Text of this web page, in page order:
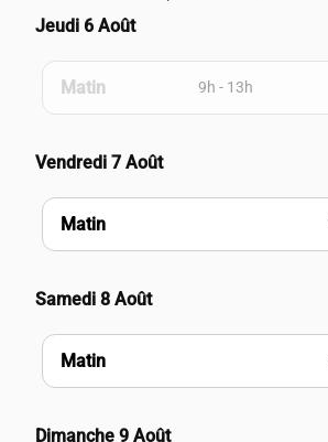
Jeudi 6 Août
Matin 9h - 13h
Vendredi 7 Août
Matin
Samedi 8 Août
Matin
Dimanche 9 Août